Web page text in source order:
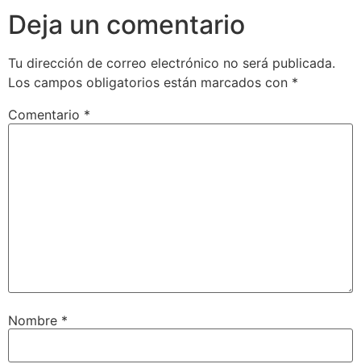
Deja un comentario
Tu dirección de correo electrónico no será publicada.
Los campos obligatorios están marcados con *
Comentario *
Nombre *